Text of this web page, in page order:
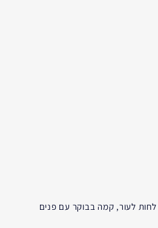
לחות לעור, קמה בבוקר עם פנים